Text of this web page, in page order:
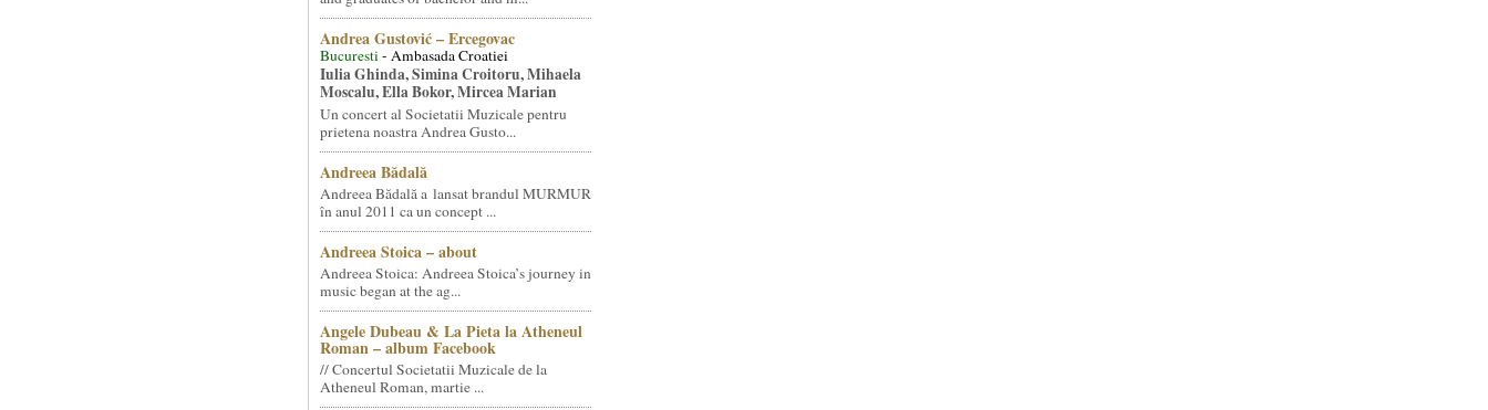
Andrea Gustović – Ercegovac
Bucuresti- Ambasada Croatiei
Iulia Ghinda, Simina Croitoru, Mihaela
Moscalu, Ella Bokor, Mircea Marian
Un concert al Societatii Muzicale pentru
prietena noastra Andrea Gusto...
Andreea Bădală
Andreea Bădală a lansat brandul MURMUR
în anul 2011 ca un concept ...
Andreea Stoica – about
Andreea Stoica: Andreea Stoica’s journey in
music began at the ag...
Angele Dubeau & La Pieta la Atheneul
Roman – album Facebook
// Concertul Societatii Muzicale de la
Atheneul Roman, martie ...